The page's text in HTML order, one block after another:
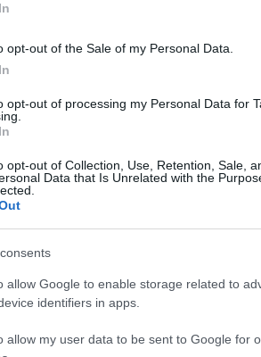
opt-out of the Sale of my Personal Data.
opt-out of processing my Personal Data for
opt-out of Collection, Use, Retention, Sale,
Data that Is Unrelated with the
allow Google to enable storage related to
identifiers in apps.
allow my user data to be sent to Google for
nella sezioneLogindal menù
di GalluraOggi.it